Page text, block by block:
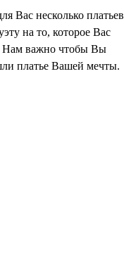
Вас несколько платьев
на то, которое Вас
Нам важно чтобы Вы
платье Вашей мечты.